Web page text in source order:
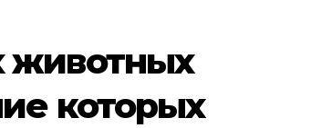
животных
которых